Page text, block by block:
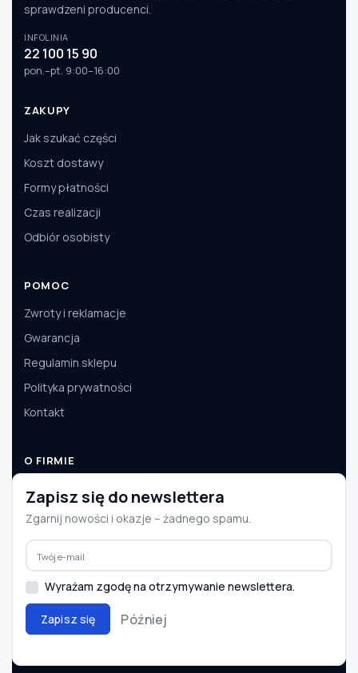
sprawdzeni producenci.
INFOLINIA
22 100 15 90
pon.–pt. 9:00–16:00
ZAKUPY
Jak szukać części
Koszt dostawy
Formy płatności
Czas realizacji
Odbiór osobisty
POMOC
Zwroty i reklamacje
Gwarancja
Regulamin sklepu
Polityka prywatności
Kontakt
O FIRMIE
Dane firmy
Aktualności
Współpraca B2B
© 2008–2026 e-autoparts.pl · Wszelkie prawa zastrzeżone
Zapisz się do newslettera
Zgarnij nowości i okazje – żadnego spamu.
Wyrażam zgodę na otrzymywanie newslettera.
Zapisz się Później